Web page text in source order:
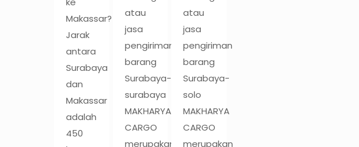
Makassar?
Jarak
antara
Surabaya
dan
Makassar
adalah
450
atau
jasa
pengiriman
barang
Surabaya-
surabaya
MAKHARYA
CARGO
merupakan
atau
jasa
pengiriman
barang
Surabaya-
solo
MAKHARYA
CARGO
merupakan